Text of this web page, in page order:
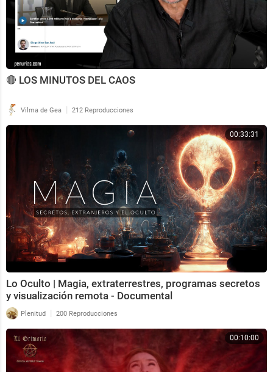
🔴 LOS MINUTOS DEL CAOS
Vilma de Gea | 212 Reproducciones
00:33:31
Lo Oculto | Magia, extraterrestres, programas secretos
y visualización remota - Documental
Plenitud | 200 Reproducciones
00:10:00